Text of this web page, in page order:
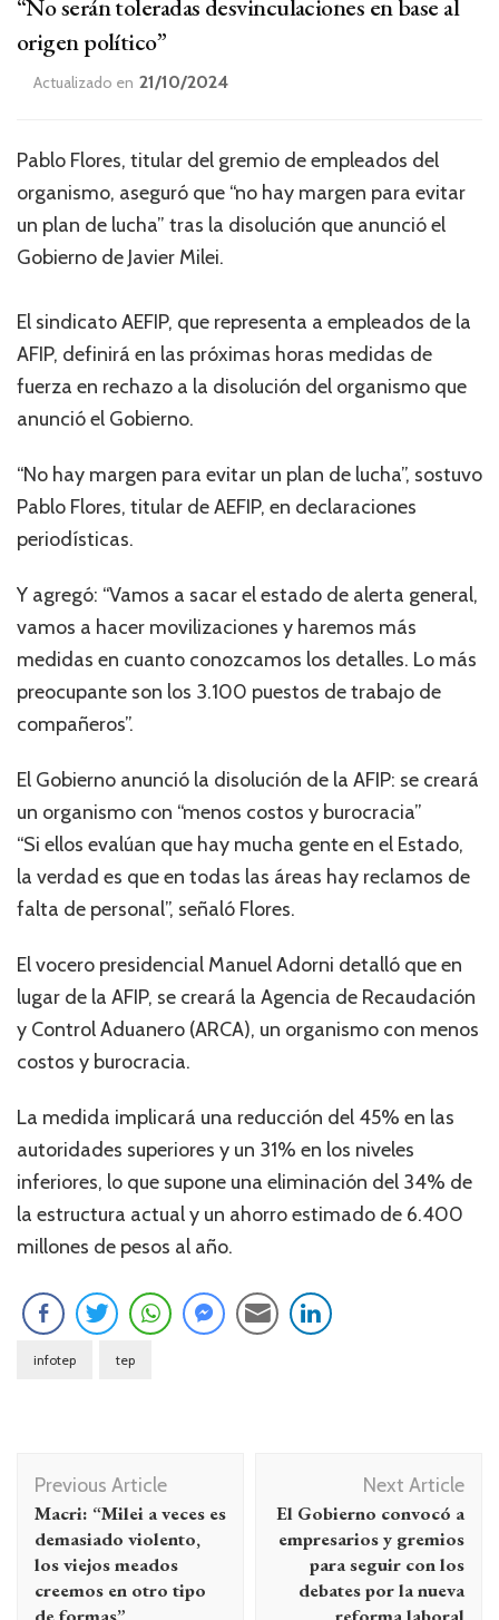
“No serán toleradas desvinculaciones en base al
origen político”
Actualizado en 21/10/2024
Pablo Flores, titular del gremio de empleados del
organismo, aseguró que “no hay margen para evitar
un plan de lucha” tras la disolución que anunció el
Gobierno de Javier Milei.
El sindicato AEFIP, que representa a empleados de la
AFIP, definirá en las próximas horas medidas de
fuerza en rechazo a la disolución del organismo que
anunció el Gobierno.
“No hay margen para evitar un plan de lucha”, sostuvo
Pablo Flores, titular de AEFIP, en declaraciones
periodísticas.
Y agregó: “Vamos a sacar el estado de alerta general,
vamos a hacer movilizaciones y haremos más
medidas en cuanto conozcamos los detalles. Lo más
preocupante son los 3.100 puestos de trabajo de
compañeros”.
El Gobierno anunció la disolución de la AFIP: se creará
un organismo con “menos costos y burocracia”
“Si ellos evalúan que hay mucha gente en el Estado,
la verdad es que en todas las áreas hay reclamos de
falta de personal”, señaló Flores.
El vocero presidencial Manuel Adorni detalló que en
lugar de la AFIP, se creará la Agencia de Recaudación
y Control Aduanero (ARCA), un organismo con menos
costos y burocracia.
La medida implicará una reducción del 45% en las
autoridades superiores y un 31% en los niveles
inferiores, lo que supone una eliminación del 34% de
la estructura actual y un ahorro estimado de 6.400
millones de pesos al año.
infotep tep
Navegación
de
entradas
Previous Article
Macri: “Milei a veces es
demasiado violento,
los viejos meados
creemos en otro tipo
Next Article
El Gobierno convocó a
empresarios y gremios
para seguir con los
debates por la nueva